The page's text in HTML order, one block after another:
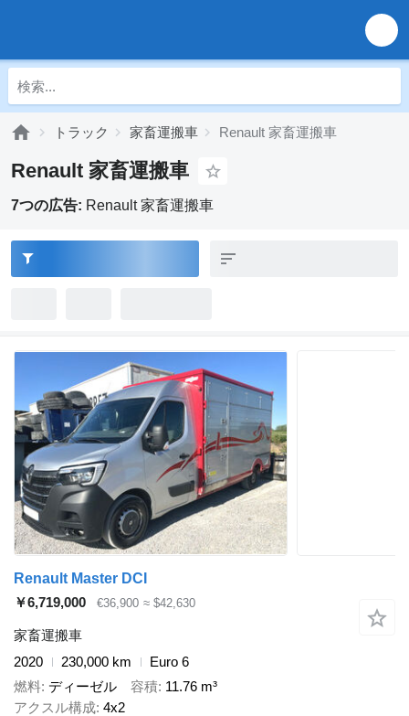
トラック 家畜運搬車 Renault 家畜運搬車
Renault 家畜運搬車
7つの広告: Renault 家畜運搬車
Renault Master DCI
￥6,719,000
€36,900 ≈ $42,630
家畜運搬車
2020
230,000 km
Euro 6
燃料 ディーゼル 容積 11.76 m³
アクスル構成 4x2